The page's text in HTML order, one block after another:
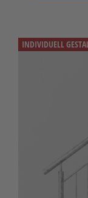
INDIVIDUELL